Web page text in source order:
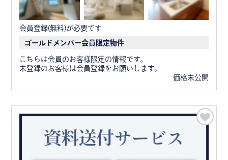
会員登録(無料)が必要です
ゴールドメンバー会員限定物件
こちらは会員のお客様限定の情報です。
未登録のお客様は会員登録をお願いします。
価格未公開